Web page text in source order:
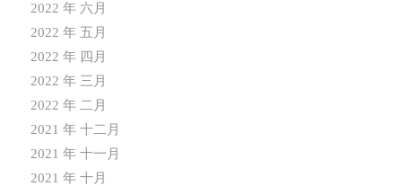
2022 年 六月
2022 年 五月
2022 年 四月
2022 年 三月
2022 年 二月
2021 年 十二月
2021 年 十一月
2021 年 十月